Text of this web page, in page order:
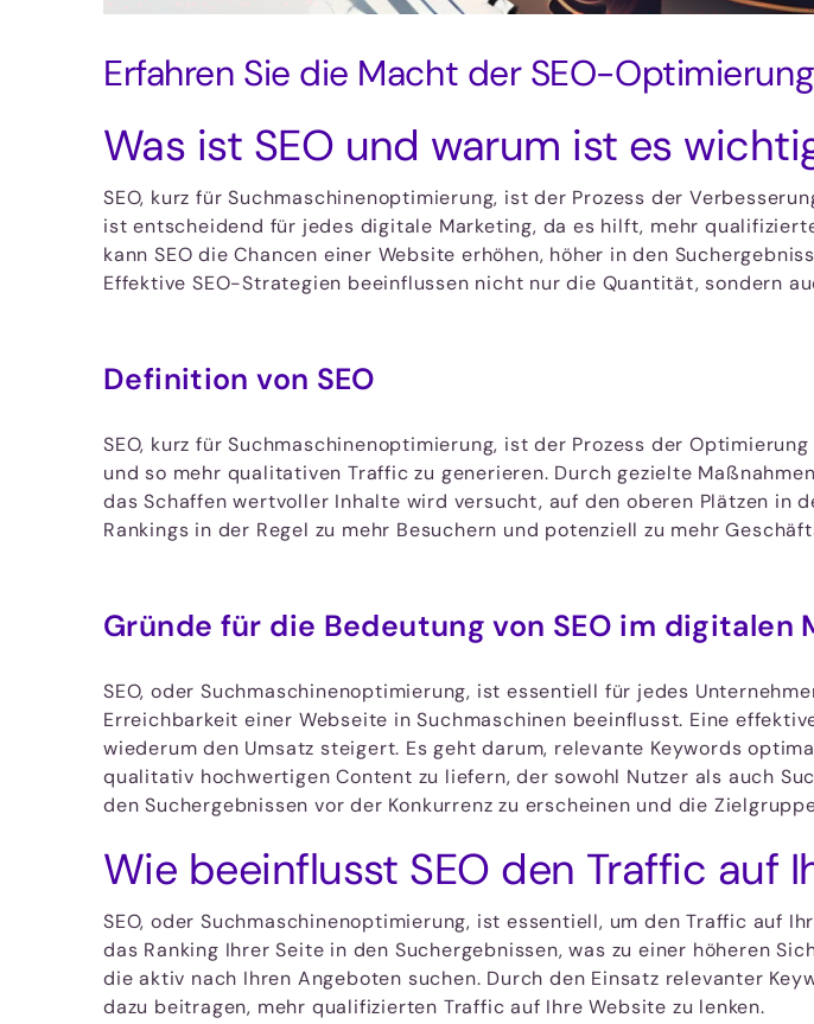
Erfahren Sie die Macht der SEO-Optimierung
Was ist SEO und warum ist es
SEO, kurz für Suchmaschinenoptimierung, ist der Prozess der
ist entscheidend für jedes digitale Marketing, da es hilft, mehr
kann SEO die Chancen einer Website erhöhen, höher in den
Effektive SEO-Strategien beeinflussen nicht nur die Quantität, sondern
Definition von SEO
SEO, kurz für Suchmaschinenoptimierung, ist der Prozess der
und so mehr qualitativen Traffic zu generieren. Durch gezielte
das Schaffen wertvoller Inhalte wird versucht, auf den oberen Plätzen in
Rankings in der Regel zu mehr Besuchern und potenziell zu mehr
Gründe für die Bedeutung von SEO im digitalen
SEO, oder Suchmaschinenoptimierung, ist essentiell für jedes
Erreichbarkeit einer Webseite in Suchmaschinen beeinflusst. Eine
wiederum den Umsatz steigert. Es geht darum, relevante Keywords
qualitativ hochwertigen Content zu liefern, der sowohl Nutzer als auch
den Suchergebnissen vor der Konkurrenz zu erscheinen und die
Wie beeinflusst SEO den Traffic auf
SEO, oder Suchmaschinenoptimierung, ist essentiell, um den Traffic auf
das Ranking Ihrer Seite in den Suchergebnissen, was zu einer höheren
die aktiv nach Ihren Angeboten suchen. Durch den Einsatz relevanter
dazu beitragen, mehr qualifizierten Traffic auf Ihre Website zu lenken.